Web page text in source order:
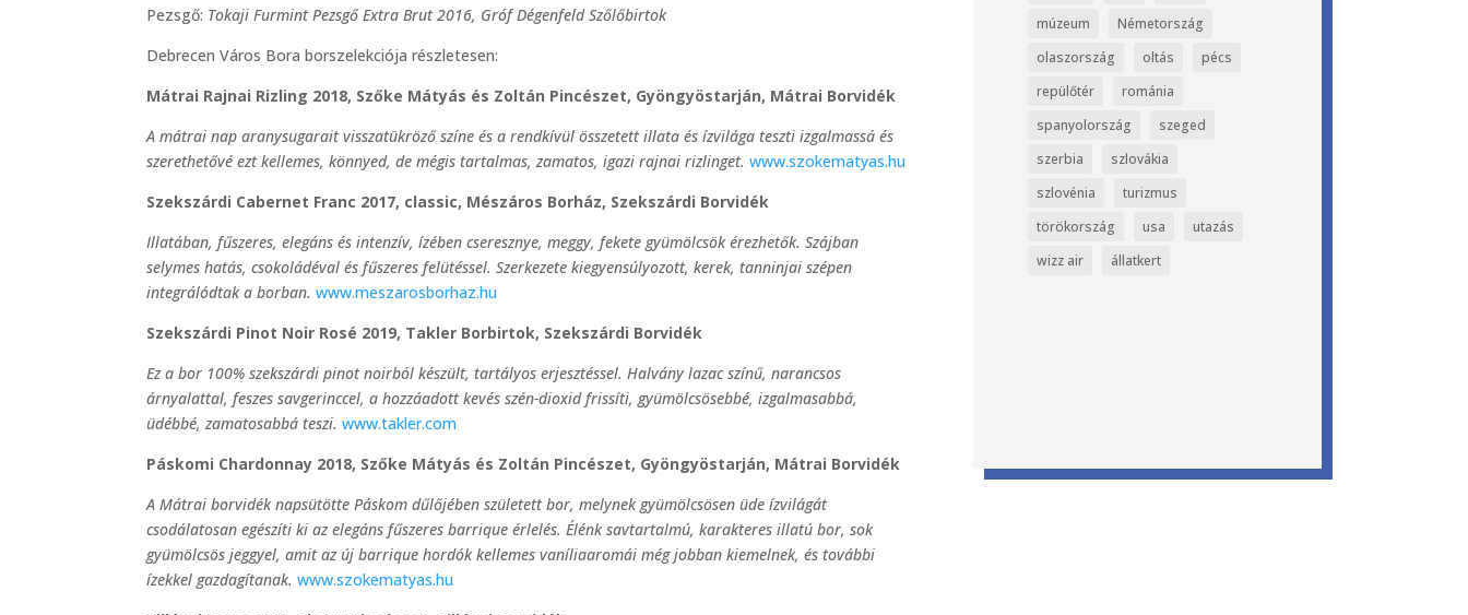
Pezsgő: Tokaji Furmint Pezsgő Extra Brut 2016, Gróf Dégenfeld Szőlőbirtok
Debrecen Város Bora borszelekciója részletesen:
Mátrai Rajnai Rizling 2018, Szőke Mátyás és Zoltán Pincészet, Gyöngyöstarján, Mátrai Borvidék
A mátrai nap aranysugarait visszatükröző színe és a rendkívül összetett illata és ízvilága teszti izgalmassá és
szerethetővé ezt kellemes, könnyed, de mégis tartalmas, zamatos, igazi rajnai rizlinget. www.szokematyas.hu
Szekszárdi Cabernet Franc 2017, classic, Mészáros Borház, Szekszárdi Borvidék
Illatában, fűszeres, elegáns és intenzív, ízében cseresznye, meggy, fekete gyümölcsök érezhetők. Szájban
selymes hatás, csokoládéval és fűszeres felütéssel. Szerkezete kiegyensúlyozott, kerek, tanninjai szépen
integrálódtak a borban.www.meszarosborhaz.hu
Szekszárdi Pinot Noir Rosé 2019, Takler Borbirtok, Szekszárdi Borvidék
Ez a bor 100% szekszárdi pinot noirból készült, tartályos erjesztéssel. Halvány lazac színű, narancsos
árnyalattal, feszes savgerinccel, a hozzáadott kevés szén-dioxid frissíti, gyümölcsösebbé, izgalmasabbá,
üdébbé, zamatosabbá teszi. www.takler.com
Páskomi Chardonnay 2018, Szőke Mátyás és Zoltán Pincészet, Gyöngyöstarján, Mátrai Borvidék
A Mátrai borvidék napsütötte Páskom dűlőjében született bor, melynek gyümölcsösen üde ízvilágát
csodálatosan egészíti ki az elegáns fűszeres barrique érlelés. Élénk savtartalmú, karakteres illatú bor, sok
gyümölcsös jeggyel, amit az új barrique hordók kellemes vaníliaaromái még jobban kiemelnek, és további
ízekkel gazdagítanak. www.szokematyas.hu
múzeum
Németország
olaszország
oltás
pécs
repülőtér
románia
spanyolország
szeged
szerbia
szlovákia
szlovénia
turizmus
törökország
usa
utazás
wizz air
állatkert